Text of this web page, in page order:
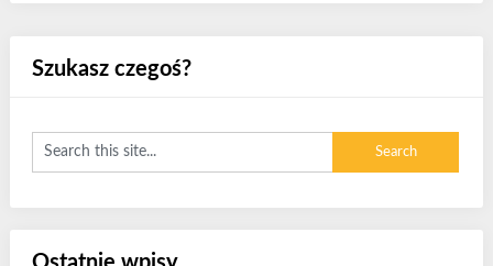
Szukasz czegoś?